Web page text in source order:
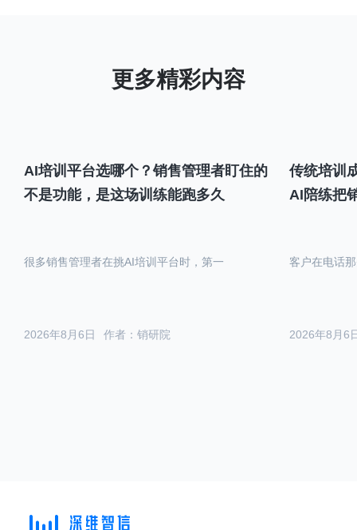
AI培训平台选哪个？销售管理者盯住的
不是功能，是这场训练能跑多久
作者：销研院
2026年8月6日
很多销售管理者在挑AI培训平台时，第一
传统培训
AI陪练把
2026年8月6
客户在电话